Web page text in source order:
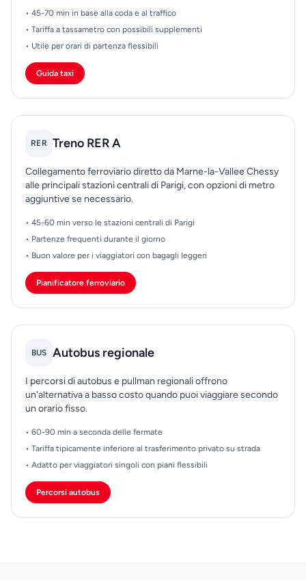
• 45-70 min in base alla coda e al traffico
• Tariffa a tassametro con possibili supplementi
• Utile per orari di partenza flessibili
Guida taxi
RER Treno RER A
Collegamento ferroviario diretto da Marne-la-Vallee Chessy
alle principali stazioni centrali di Parigi, con opzioni di metro
aggiuntive se necessario.
• 45-60 min verso le stazioni centrali di Parigi
• Partenze frequenti durante il giorno
• Buon valore per i viaggiatori con bagagli leggeri
Pianificatore ferroviario
BUS Autobus regionale
I percorsi di autobus e pullman regionali offrono
un'alternativa a basso costo quando puoi viaggiare secondo
un orario fisso.
• 60-90 min a seconda delle fermate
• Tariffa tipicamente inferiore al trasferimento privato su strada
• Adatto per viaggiatori singoli con piani flessibili
Percorsi autobus